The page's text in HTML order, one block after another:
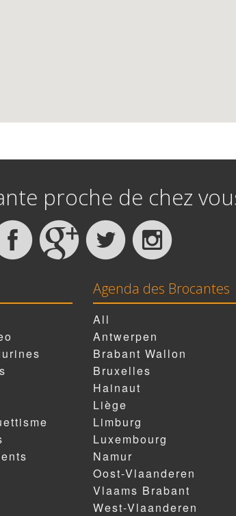
proche de chez
Agenda des Brocantes
All
Antwerpen
Brabant Wallon
Bruxelles
Hainaut
Liège
Limburg
Luxembourg
Namur
Oost-Vlaanderen
Vlaams Brabant
West-Vlaanderen